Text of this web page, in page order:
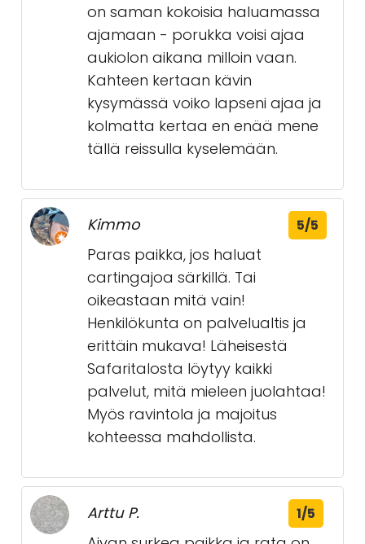
on saman kokoisia haluamassa
ajamaan - porukka voisi ajaa
aukiolon aikana milloin vaan.
Kahteen kertaan kävin
kysymässä voiko lapseni ajaa ja
kolmatta kertaa en enää mene
tällä reissulla kyselemään.
Kimmo 5/5
Paras paikka, jos haluat
cartingajoa särkillä. Tai
oikeastaan mitä vain!
Henkilökunta on palvelualtis ja
erittäin mukava! Läheisestä
Safaritalosta löytyy kaikki
palvelut, mitä mieleen juolahtaa!
Myös ravintola ja majoitus
kohteessa mahdollista.
Arttu P. 1/5